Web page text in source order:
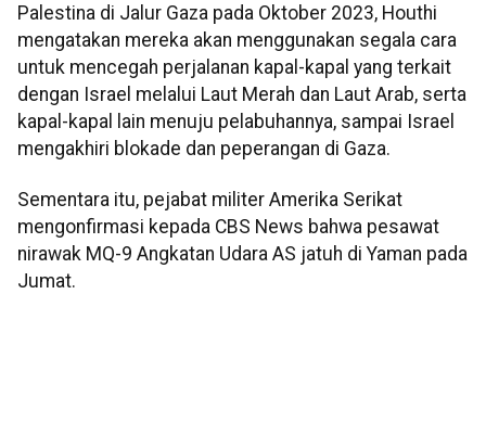
Palestina di Jalur Gaza pada Oktober 2023, Houthi
mengatakan mereka akan menggunakan segala cara
untuk mencegah perjalanan kapal-kapal yang terkait
dengan Israel melalui Laut Merah dan Laut Arab, serta
kapal-kapal lain menuju pelabuhannya, sampai Israel
mengakhiri blokade dan peperangan di Gaza.
Sementara itu, pejabat militer Amerika Serikat
mengonfirmasi kepada CBS News bahwa pesawat
nirawak MQ-9 Angkatan Udara AS jatuh di Yaman pada
Jumat.